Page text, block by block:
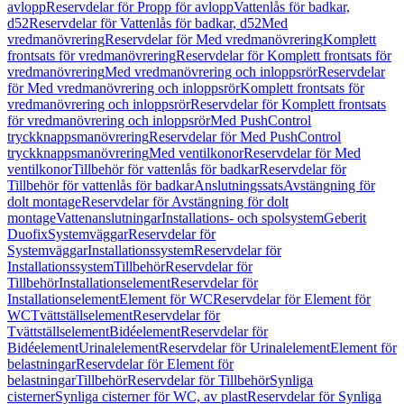
avloppReservdelar för Propp för avloppVattenlås för badkar,
d52Reservdelar för Vattenlås för badkar, d52Med
vredmanövreringReservdelar för Med vredmanövreringKomplett
frontsats för vredmanövreringReservdelar för Komplett frontsats för
vredmanövreringMed vredmanövrering och inloppsrörReservdelar
för Med vredmanövrering och inloppsrörKomplett frontsats för
vredmanövrering och inloppsrörReservdelar för Komplett frontsats
för vredmanövrering och inloppsrörMed PushControl
tryckknappsmanövreringReservdelar för Med PushControl
tryckknappsmanövreringMed ventilkonorReservdelar för Med
ventilkonorTillbehör för vattenlås för badkarReservdelar för
Tillbehör för vattenlås för badkarAnslutningssatsAvstängning för
dolt montageReservdelar för Avstängning för dolt
montageVattenanslutningarInstallations- och spolsystemGeberit
DuofixSystemväggarReservdelar för
SystemväggarInstallationssystemReservdelar för
InstallationssystemTillbehörReservdelar för
TillbehörInstallationselementReservdelar för
InstallationselementElement för WCReservdelar för Element för
WCTvättställselementReservdelar för
TvättställselementBidéelementReservdelar för
BidéelementUrinalelementReservdelar för UrinalelementElement för
belastningarReservdelar för Element för
belastningarTillbehörReservdelar för TillbehörSynliga
cisternerSynliga cisterner för WC, av plastReservdelar för Synliga